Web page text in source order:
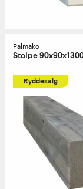
Palmako
Stolpe
Ryddesalg